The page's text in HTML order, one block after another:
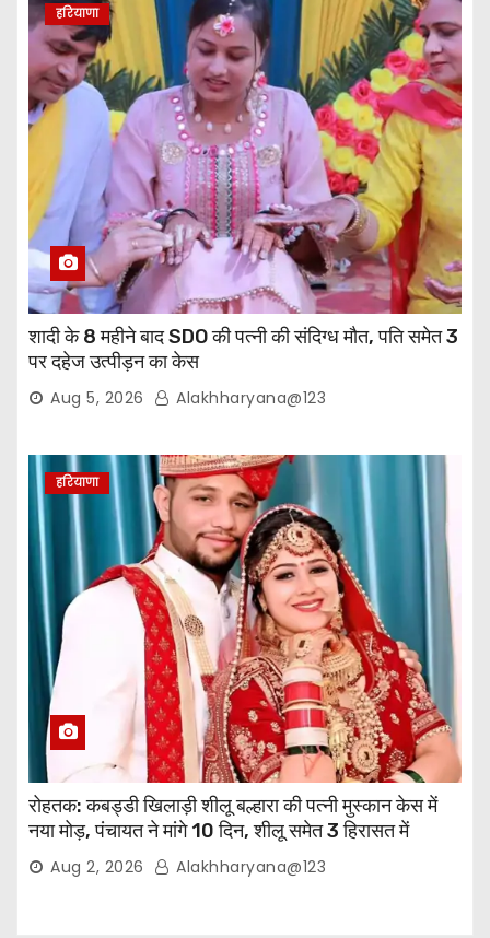
हरियाणा
शादी के 8 महीने बाद SDO की पत्नी की संदिग्ध मौत, पति समेत 3
पर दहेज उत्पीड़न का केस
Aug 5, 2026 Alakhharyana@123
हरियाणा
रोहतक: कबड्डी खिलाड़ी शीलू बल्हारा की पत्नी मुस्कान केस में
नया मोड़, पंचायत ने मांगे 10 दिन, शीलू समेत 3 हिरासत में
Aug 2, 2026 Alakhharyana@123